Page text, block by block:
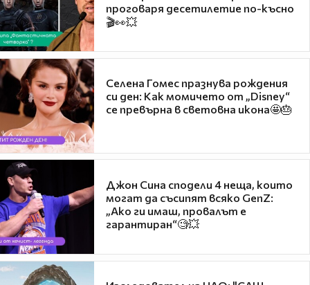
проговаря десетилетие по-късно
🎬👀💥
Селена Гомес празнува рождения
си ден: Как момичето от „Disney“
се превърна в световна икона🤩🎂
Джон Сина сподели 4 неща, които
могат да съсипят всяко GenZ:
„Ако ги имаш, провалът е
гарантиран“🧐💥